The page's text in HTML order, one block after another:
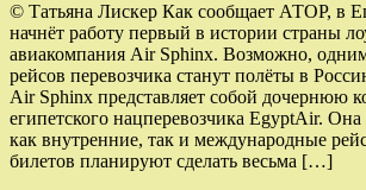
© Татьяна Лискер Как сообщает АТОР, в
начнёт работу первый в истории страны
авиакомпания Air Sphinx. Возможно,
рейсов перевозчика станут полёты в
Air Sphinx представляет собой дочернюю
египетского нацперевозчика EgyptAir.
как внутренние, так и международные
билетов планируют сделать весьма […]